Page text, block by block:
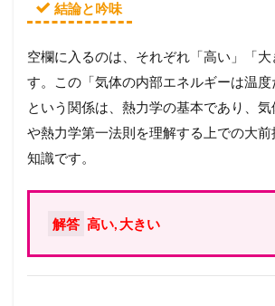
結論と吟味
空欄に入るのは、それぞれ「高い」「大
す。この「気体の内部エネルギーは温度
という関係は、熱力学の基本であり、
や熱力学第一法則を理解する上での大
知識です。
解答 高い, 大きい